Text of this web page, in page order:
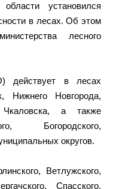
установился
в лесах. Об этом
лесного
действует в лесах
Нижнего Новгорода,
а также
Богородского,
округов.
Ветлужского,
Спасского,